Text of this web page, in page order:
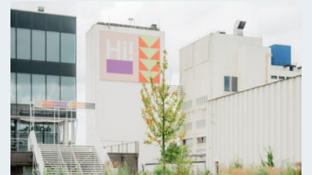
PLUSOFFICE: De sociaal-
ruimtelijke praktijk van
hergebruik